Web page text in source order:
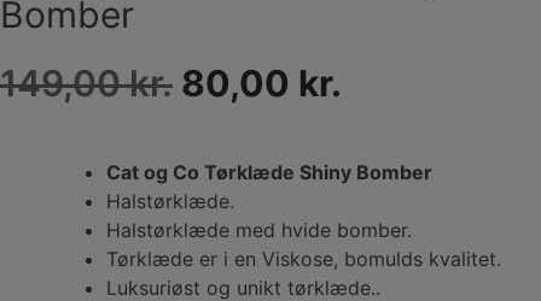
Bomber
149,00kr. Den
pris
var:
149,00 kr..
80,00 kr.
pris
er:
80,00 kr..
Cat og Co Tørklæde Shiny Bomber
Halstørklæde.
Halstørklæde med hvide bomber.
Tørklæde er i en Viskose, bomulds kvalitet.
Luksuriøst og unikt tørklæde..